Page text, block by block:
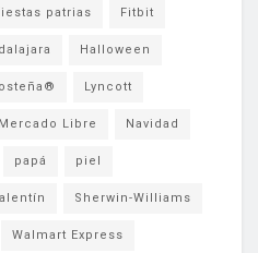
patrias Fitbit
Halloween
Lyncott
Mercado Libre Navidad
papá piel
Sherwin-Williams
Walmart Express